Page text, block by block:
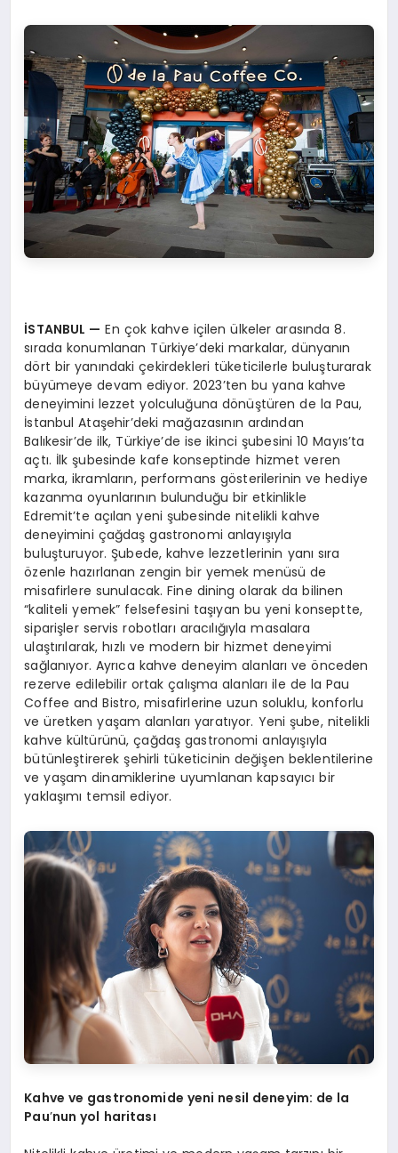
İSTANBUL — En çok kahve içilen ülkeler arasında 8.
sırada konumlanan Türkiye’deki markalar, dünyanın
dört bir yanındaki çekirdekleri tüketicilerle buluşturarak
büyümeye devam ediyor. 2023’ten bu yana kahve
deneyimini lezzet yolculuğuna dönüştüren de la Pau,
İstanbul Ataşehir’deki mağazasının ardından
Balıkesir’de ilk, Türkiye’de ise ikinci şubesini 10 Mayıs’ta
açtı. İlk şubesinde kafe konseptinde hizmet veren
marka, ikramların, performans gösterilerinin ve hediye
kazanma oyunlarının bulunduğu bir etkinlikle
Edremit’te açılan yeni şubesinde nitelikli kahve
deneyimini çağdaş gastronomi anlayışıyla
buluşturuyor. Şubede, kahve lezzetlerinin yanı sıra
özenle hazırlanan zengin bir yemek menüsü de
misafirlere sunulacak. Fine dining olarak da bilinen
“kaliteli yemek” felsefesini taşıyan bu yeni konseptte,
siparişler servis robotları aracılığıyla masalara
ulaştırılarak, hızlı ve modern bir hizmet deneyimi
sağlanıyor. Ayrıca kahve deneyim alanları ve önceden
rezerve edilebilir ortak çalışma alanları ile de la Pau
Coffee and Bistro, misafirlerine uzun soluklu, konforlu
ve üretken yaşam alanları yaratıyor. Yeni şube, nitelikli
kahve kültürünü, çağdaş gastronomi anlayışıyla
bütünleştirerek şehirli tüketicinin değişen beklentilerine
ve yaşam dinamiklerine uyumlanan kapsayıcı bir
yaklaşımı temsil ediyor.
Kahve ve gastronomide yeni nesil deneyim: de la
Pau’nun yol haritası